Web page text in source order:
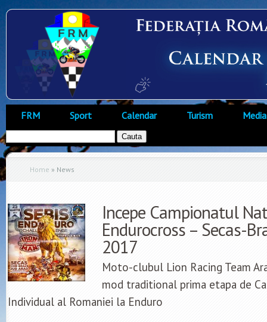
FRM Sport Calendar Turism Media
Home » News
Incepe Campionatul
Endurocross – Secas-
2017
Moto-clubul Lion Racing Team
mod traditional prima etapa de
Individual al Romaniei la Enduro